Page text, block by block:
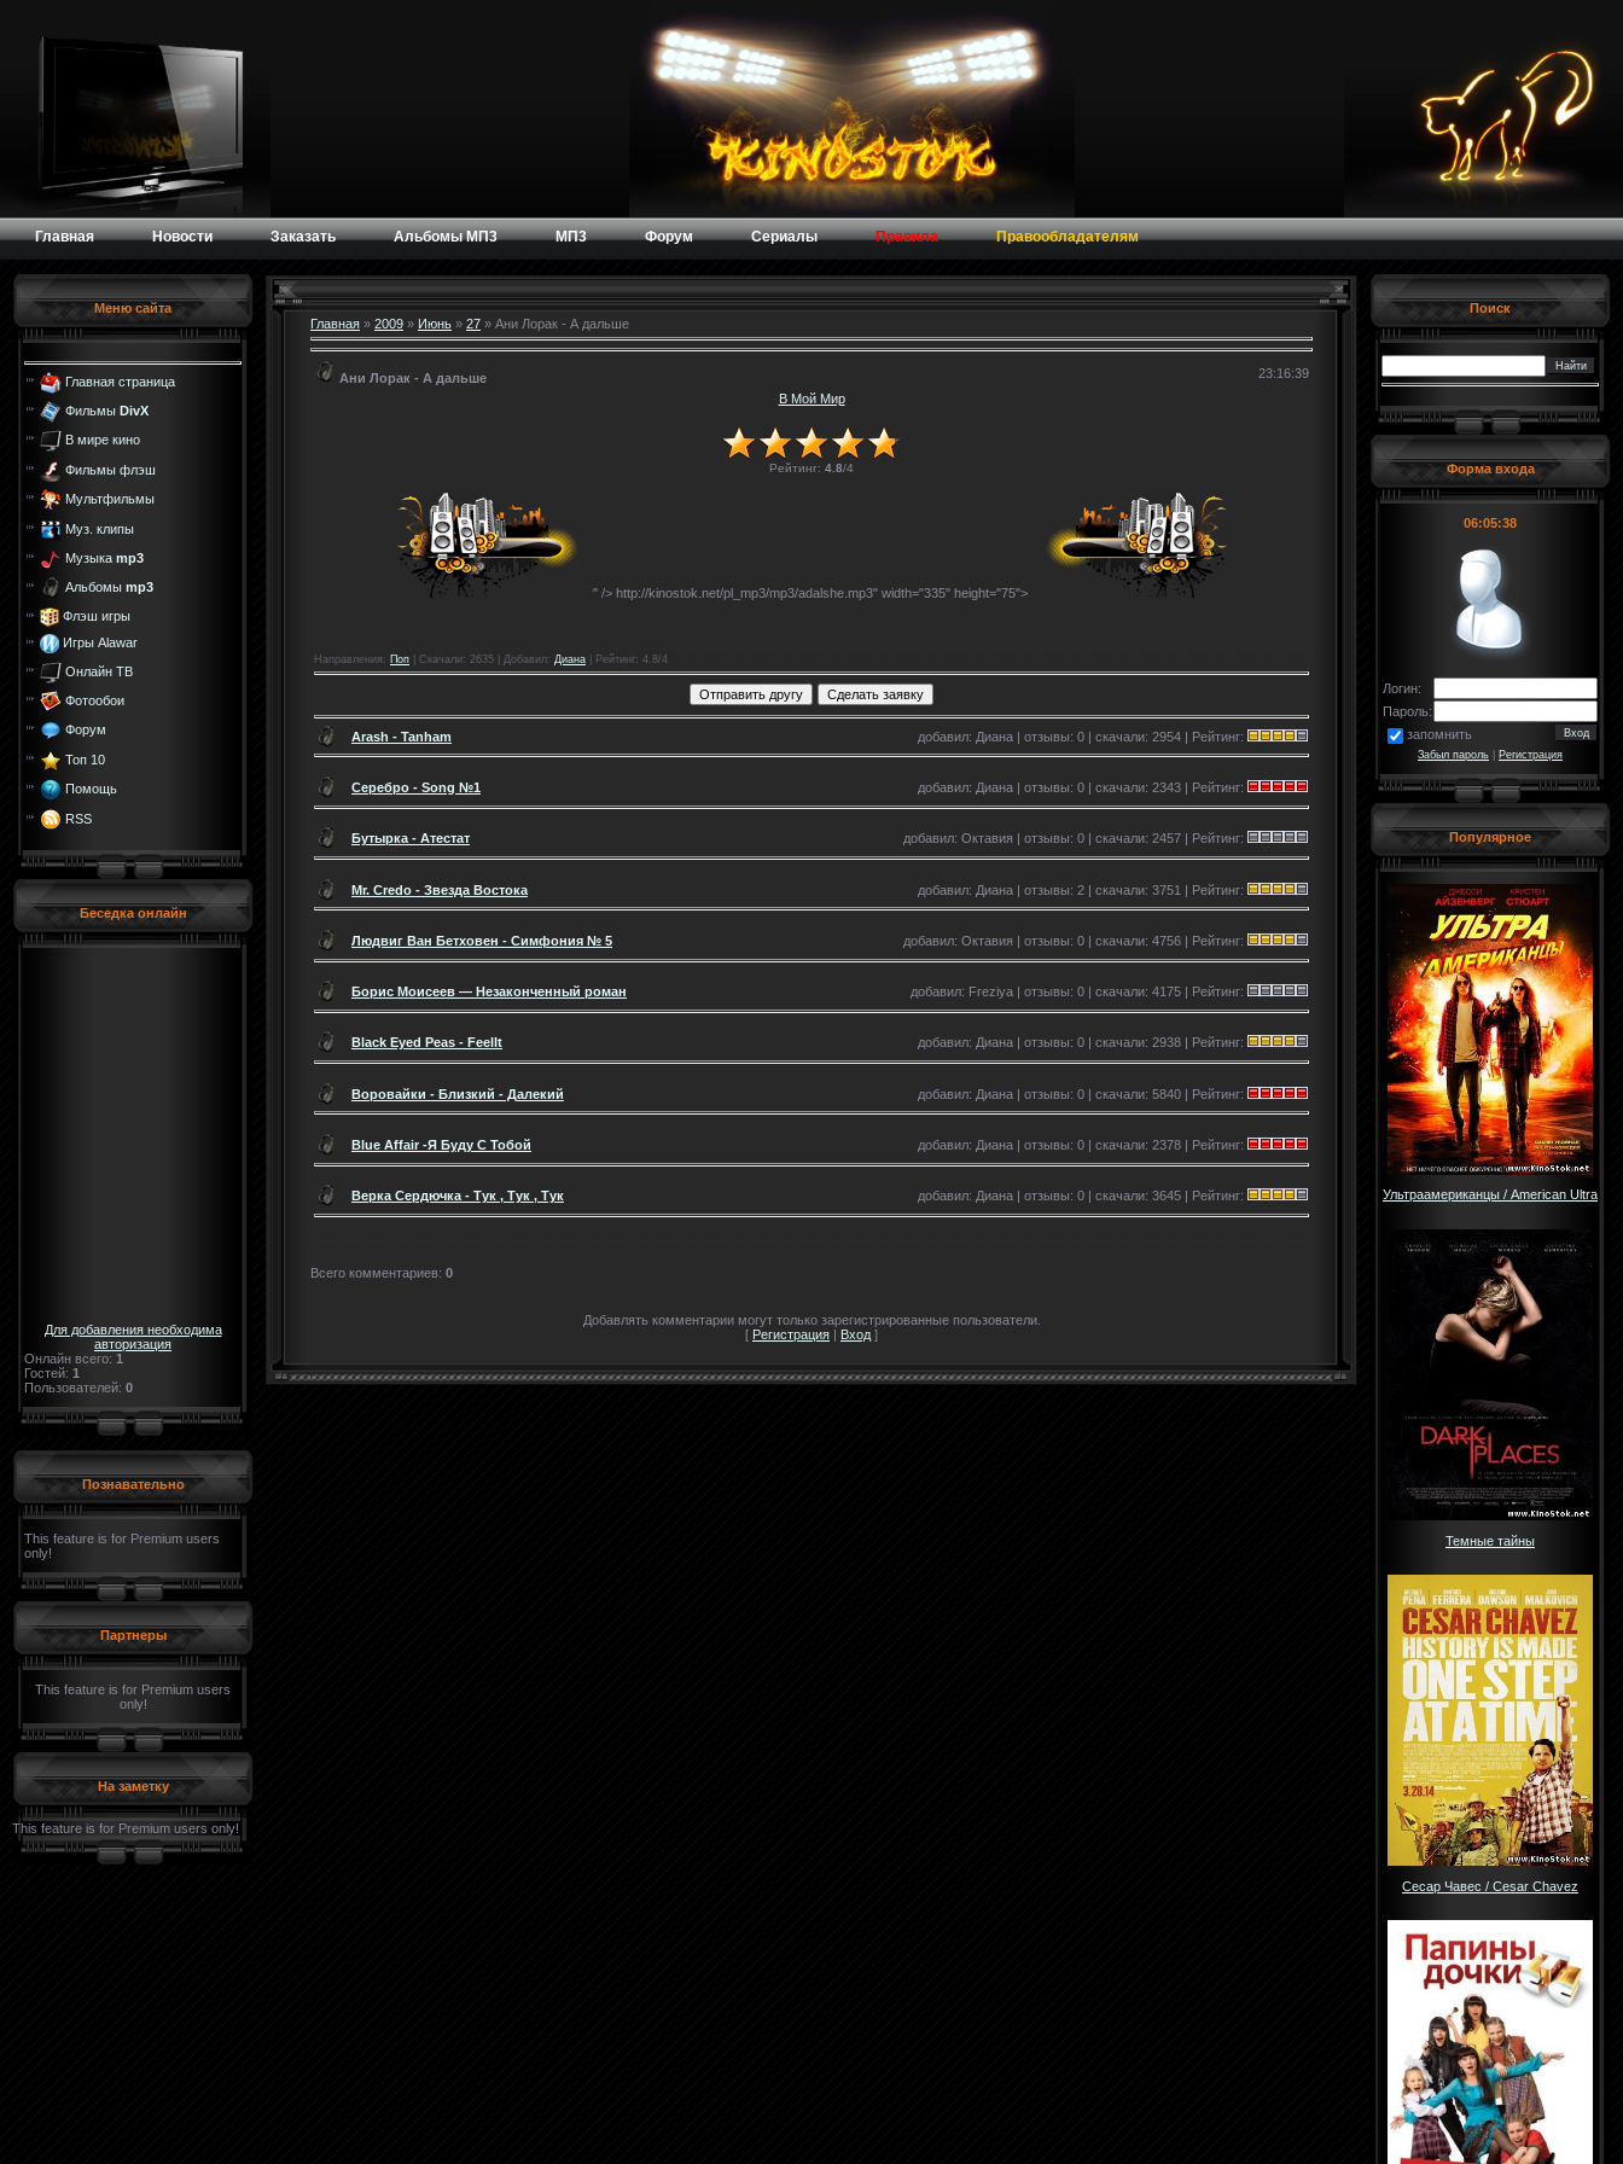
Главная Новости Заказать Альбомы МП3 МП3 Форум Сериалы Правила Правообладателям
Меню сайта
Главная страница
Фильмы DivX
В мире кино
Фильмы флэш
Мультфильмы
Муз. клипы
Музыка mp3
Альбомы mp3
Флэш игры
Игры Alawar
Онлайн ТВ
Фотообои
Форум
Топ 10
Помощь
RSS
Беседка онлайн
Для добавления необходима
авторизация
Онлайн всего: 1
Гостей: 1
Пользователей: 0
Познавательно
This feature is for Premium users
only!
Партнеры
This feature is for Premium users
only!
На заметку
This feature is for Premium users only!
Главная » 2009 » Июнь » 27 » Ани Лорак - А дальше
Ани Лорак - А дальше
23:16:39
В Мой Мир
Рейтинг: 4.8/4
" /> http://kinostok.net/pl_mp3/mp3/adalshe.mp3" width="335" height="75">
Направления : Поп Скачали: 2635 | Добавил: Диана Рейтинг: 4.8/4
Arash - Tanham добавил: Диана | отзывы: 0 | скачали: 2954 | Рейтинг:
Серебро - Song №1 добавил: Диана | отзывы: 0 | скачали: 2343 | Рейтинг:
Бутырка - Атестат добавил: Октавия | отзывы: 0 | скачали: 2457 | Рейтинг:
Mr. Credo - Звезда Востока добавил: Диана | отзывы: 2 | скачали: 3751 | Рейтинг:
Людвиг Ван Бетховен - Симфония № 5 добавил: Октавия | отзывы: 0 | скачали: 4756 | Рейтинг:
Борис Моисеев — Незаконченный роман добавил: Freziya | отзывы: 0 | скачали: 4175 | Рейтинг:
Black Eyed Peas - FeelIt добавил: Диана | отзывы: 0 | скачали: 2938 | Рейтинг:
Воровайки - Близкий - Далекий добавил: Диана | отзывы: 0 | скачали: 5840 | Рейтинг:
Blue Affair -Я Буду С Тобой добавил: Диана | отзывы: 0 | скачали: 2378 | Рейтинг:
Верка Сердючка - Тук , Тук , Тук добавил: Диана | отзывы: 0 | скачали: 3645 | Рейтинг:
Всего комментариев: 0
Добавлять комментарии могут только зарегистрированные пользователи.
[ Регистрация | Вход ]
Поиск
Форма входа
06:05:39
Логин:
Пароль:
запомнить
Забыл пароль Регистрация
Популярное
Ультраамериканцы / American Ultra
Темные тайны
Сесар Чавес / Cesar Chavez